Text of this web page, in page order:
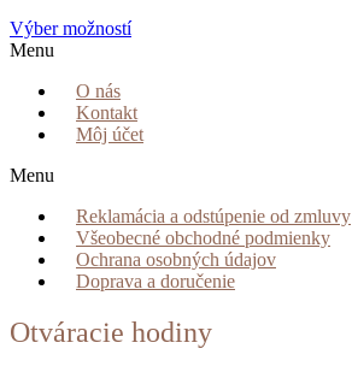
Výber možností
Menu
O nás
Kontakt
Môj účet
Menu
Reklamácia a odstúpenie od zmluvy
Všeobecné obchodné podmienky
Ochrana osobných údajov
Doprava a doručenie
Otváracie hodiny